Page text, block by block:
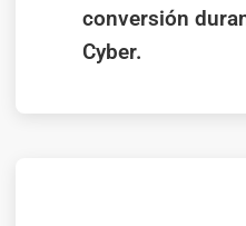
conversión
Cyber.